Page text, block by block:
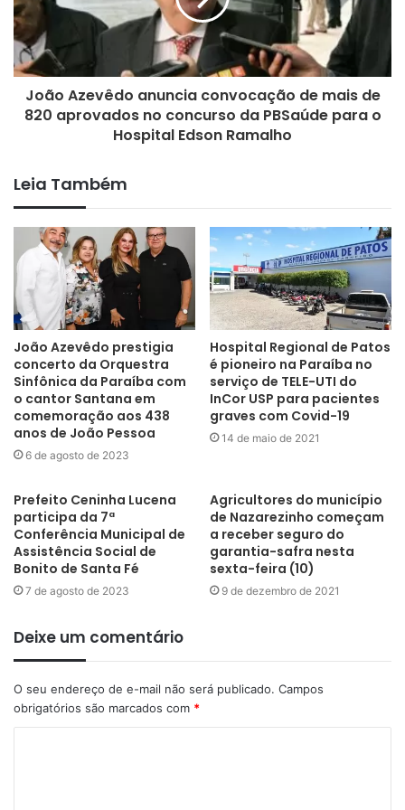
João Azevêdo anuncia convocação de mais de
820 aprovados no concurso da PBSaúde para o
Hospital Edson Ramalho
Leia Também
João Azevêdo prestigia
concerto da Orquestra
Sinfônica da Paraíba com
o cantor Santana em
comemoração aos 438
anos de João Pessoa
6 de agosto de 2023
Hospital Regional de Patos
é pioneiro na Paraíba no
serviço de TELE-UTI do
InCor USP para pacientes
graves com Covid-19
14 de maio de 2021
Prefeito Ceninha Lucena
participa da 7ª
Conferência Municipal de
Assistência Social de
Bonito de Santa Fé
7 de agosto de 2023
Agricultores do município
de Nazarezinho começam
a receber seguro do
garantia-safra nesta
sexta-feira (10)
9 de dezembro de 2021
Deixe um comentário
O seu endereço de e-mail não será publicado. Campos
obrigatórios são marcados com *